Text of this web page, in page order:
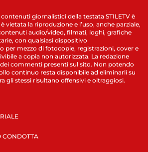
giornalistici della testata STILETV è
vietata la riproduzione e l’uso, anche parziale,
audio/video, filmati, loghi, grafiche
con qualsiasi dispositivo
per mezzo di fotocopie, registrazioni, cover e
a copia non autorizzata. La redazione
commenti presenti sul sito. Non potendo
continuo resta disponibile ad eliminarli su
gli stessi risultano offensivi e oltraggiosi.
CONDOTTA